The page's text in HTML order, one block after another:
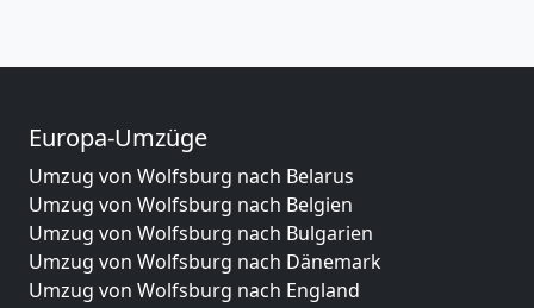
Europa-Umzüge
Umzug von Wolfsburg nach Belarus
Umzug von Wolfsburg nach Belgien
Umzug von Wolfsburg nach Bulgarien
Umzug von Wolfsburg nach Dänemark
Umzug von Wolfsburg nach England